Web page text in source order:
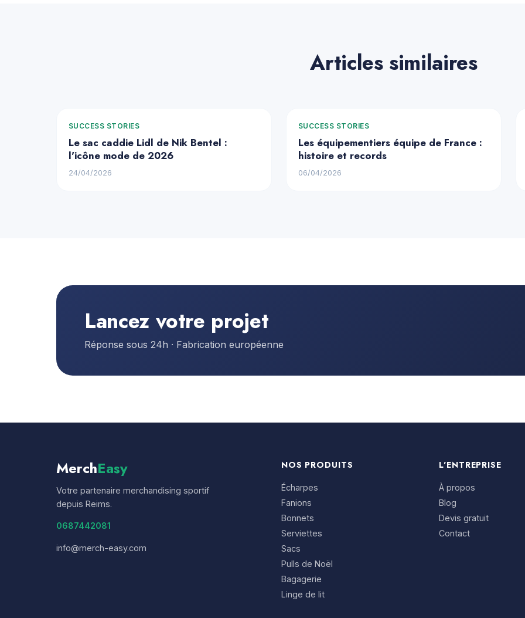
Articles similaires
SUCCESS STORIES
Le sac caddie Lidl de Nik Bentel :
l'icône mode de 2026
24/04/2026
SUCCESS STORIES
Les équipementiers équipe de France :
histoire et records
06/04/2026
Lancez votre projet
Réponse sous 24h · Fabrication européenne
MerchEasy
Votre partenaire merchandising sportif
depuis Reims.
0687442081
info@merch-easy.com
NOS PRODUITS
Écharpes
Fanions
Bonnets
Serviettes
Sacs
Pulls de Noël
Bagagerie
Linge de lit
L'ENTREPRISE
À propos
Blog
Devis gratuit
Contact